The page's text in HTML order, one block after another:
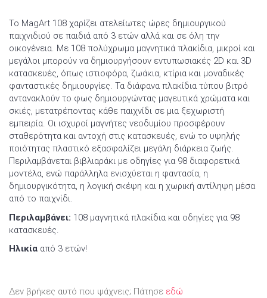
Το MagArt 108 χαρίζει ατελείωτες ώρες δημιουργικού
παιχνιδιού σε παιδιά από 3 ετών αλλά και σε όλη την
οικογένεια. Με 108 πολύχρωμα μαγνητικά πλακίδια, μικροί και
μεγάλοι μπορούν να δημιουργήσουν εντυπωσιακές 2D και 3D
κατασκευές, όπως ιστιοφόρα, ζωάκια, κτίρια και μοναδικές
φανταστικές δημιουργίες. Τα διάφανα πλακίδια τύπου βιτρό
αντανακλούν το φως δημιουργώντας μαγευτικά χρώματα και
σκιές, μετατρέποντας κάθε παιχνίδι σε μια ξεχωριστή
εμπειρία. Οι ισχυροί μαγνήτες νεοδυμίου προσφέρουν
σταθερότητα και αντοχή στις κατασκευές, ενώ το υψηλής
ποιότητας πλαστικό εξασφαλίζει μεγάλη διάρκεια ζωής.
Περιλαμβάνεται βιβλιαράκι με οδηγίες για 98 διαφορετικά
μοντέλα, ενώ παράλληλα ενισχύεται η φαντασία, η
δημιουργικότητα, η λογική σκέψη και η χωρική αντίληψη μέσα
από το παιχνίδι.
Περιλαμβάνει: 108 μαγνητικά πλακίδια και οδηγίες για 98
κατασκευές.
Ηλικία από 3 ετών!
Δεν βρήκες αυτό που ψάχνεις; Πάτησε εδώ